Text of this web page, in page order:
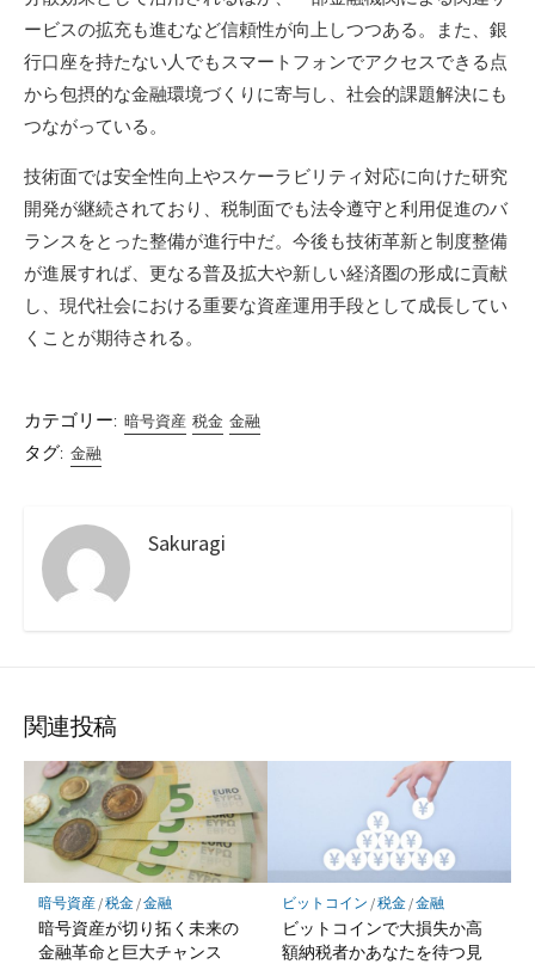
ービスの拡充も進むなど信頼性が向上しつつある。また、銀
行口座を持たない人でもスマートフォンでアクセスできる点
から包摂的な金融環境づくりに寄与し、社会的課題解決にも
つながっている。
技術面では安全性向上やスケーラビリティ対応に向けた研究
開発が継続されており、税制面でも法令遵守と利用促進のバ
ランスをとった整備が進行中だ。今後も技術革新と制度整備
が進展すれば、更なる普及拡大や新しい経済圏の形成に貢献
し、現代社会における重要な資産運用手段として成長してい
くことが期待される。
カテゴリー: 暗号資産 税金 金融
タグ: 金融
Sakuragi
関連投稿
暗号資産/税金/金融
暗号資産が切り拓く未来の
金融革命と巨大チャンス
ビットコイン /税金/金融
ビットコインで大損失か高
額納税者かあなたを待つ見